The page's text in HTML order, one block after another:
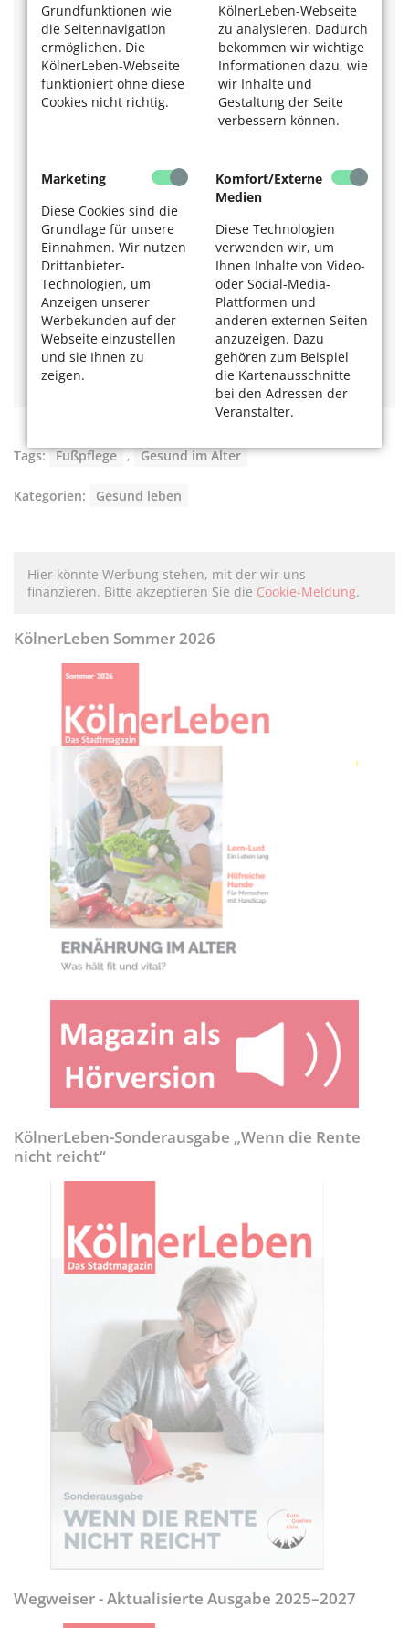
Grundfunktionen wie
die Seitennavigation
ermöglichen. Die
KölnerLeben-Webseite
funktioniert ohne diese
Cookies nicht richtig.
KölnerLeben-Webseite
zu analysieren. Dadurch
bekommen wir wichtige
Informationen dazu, wie
wir Inhalte und
Gestaltung der Seite
verbessern können.
Marketing
Diese Cookies sind die
Grundlage für unsere
Einnahmen. Wir nutzen
Drittanbieter-
Technologien, um
Anzeigen unserer
Werbekunden auf der
Webseite einzustellen
und sie Ihnen zu
zeigen.
Komfort/Externe
Medien
Diese Technologien
verwenden wir, um
Ihnen Inhalte von Video-
oder Social-Media-
Plattformen und
anderen externen Seiten
anzuzeigen. Dazu
gehören zum Beispiel
die Kartenausschnitte
bei den Adressen der
Veranstalter.
Anbieter und weitere Infos findet man im Internet und
bei Podologenverbänden.
Deutscher Verband für Podologie (ZFD) e. V.
Tel. 0561 / 98 83 17 80
www.podo-deutschland.de
Internetseite:
www.verband-deutscher-podologen.de
Mehr zum Thema Gesundheit? Das könnte Sie
auch interessieren:
Lesen Sie Fakten zur Volkskrankheit Diabetes:Kein
Zuckerschlecken!
Diabetes? Die Diagnose wirft Fragen auf. Erfahren Sie
mehr:Wenn Zucker nicht nur süß ist.
Mehr als Hungern, um abzunehmen - dieser Beitrag
verrät warum:Aus dem Speicher leben – Heilfasten
Tags: Fußpflege , Gesund im Alter
Kategorien: Gesund leben
Hier könnte Werbung stehen, mit der wir uns
finanzieren. Bitte akzeptieren Sie die Cookie-Meldung.
KölnerLeben Sommer 2026
KölnerLeben-Sonderausgabe „Wenn die Rente
nicht reicht“
Wegweiser - Aktualisierte Ausgabe 2025–2027